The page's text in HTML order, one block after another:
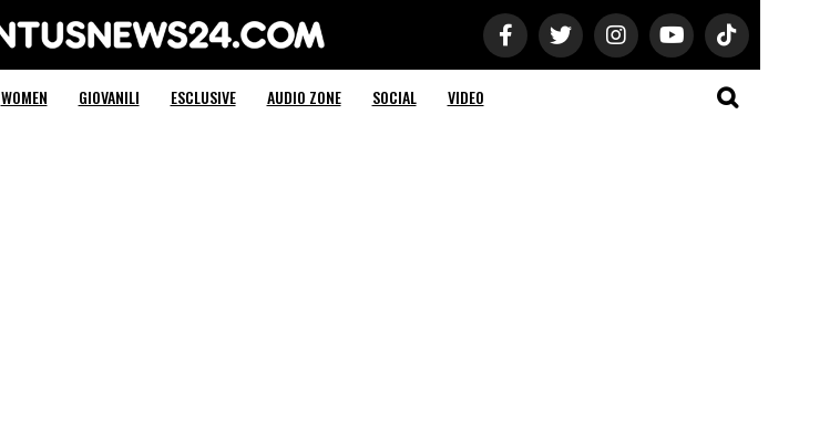
Juventus News 24
WOMEN GIOVANILI ESCLUSIVE AUDIO ZONE SOCIAL VIDEO